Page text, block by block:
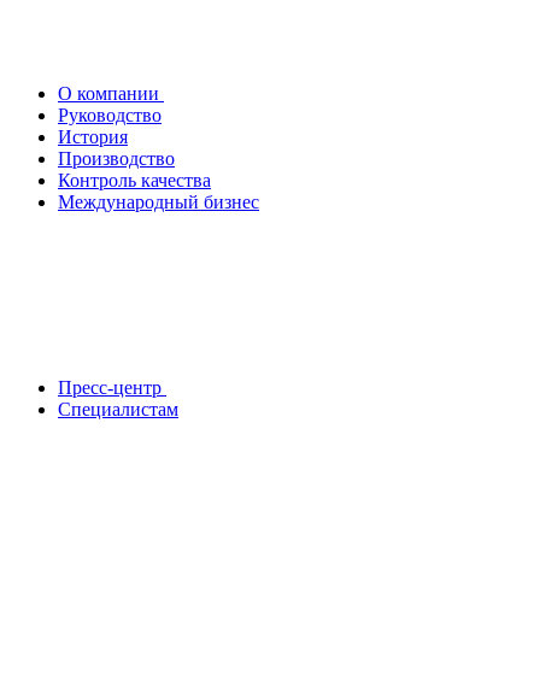
О компании
Руководство
История
Производство
Контроль качества
Международный бизнес
Пресс-центр
Специалистам